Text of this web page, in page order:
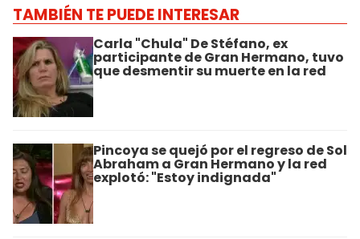
TAMBIÉN TE PUEDE INTERESAR
Carla "Chula" De Stéfano, ex
participante de Gran Hermano, tuvo
que desmentir su muerte en la red
Pincoya se quejó por el regreso de Sol
Abraham a Gran Hermano y la red
explotó: "Estoy indignada"